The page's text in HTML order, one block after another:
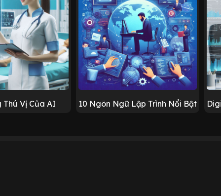
Thú Vị Của AI 10 Ngôn Ngữ Lập Trình Nổi Bật